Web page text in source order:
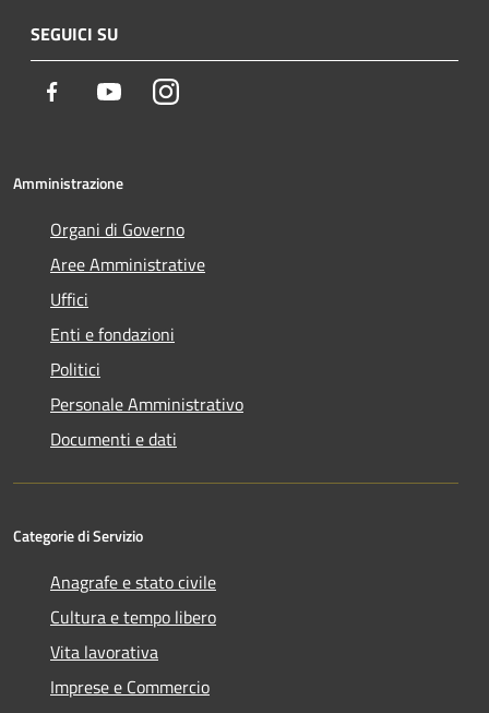
SEGUICI SU
Facebook YoutubeInstagram
Amministrazione
Organi di Governo
Aree Amministrative
Uffici
Enti e fondazioni
Politici
Personale Amministrativo
Documenti e dati
Categorie di Servizio
Anagrafe e stato civile
Cultura e tempo libero
Vita lavorativa
Imprese e Commercio